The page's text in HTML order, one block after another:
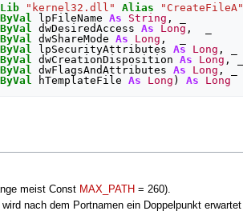
Lib "kernel32.dll" Alias "CreateFileA"
ByVal
lpFileName As String ,
ByVal
dwDesiredAccess As Long ,
ByVal
dwShareMode As Long ,
ByVal
lpSecurityAttributes As Long ,
ByVal
dwCreationDisposition As Long ,
ByVal
dwFlagsAndAttributes As Long ,
ByVal
hTemplateFile As Long ) As Long
meist Const MAX_PATH = 260).
nach dem Portnamen ein Doppelpunkt erwartet